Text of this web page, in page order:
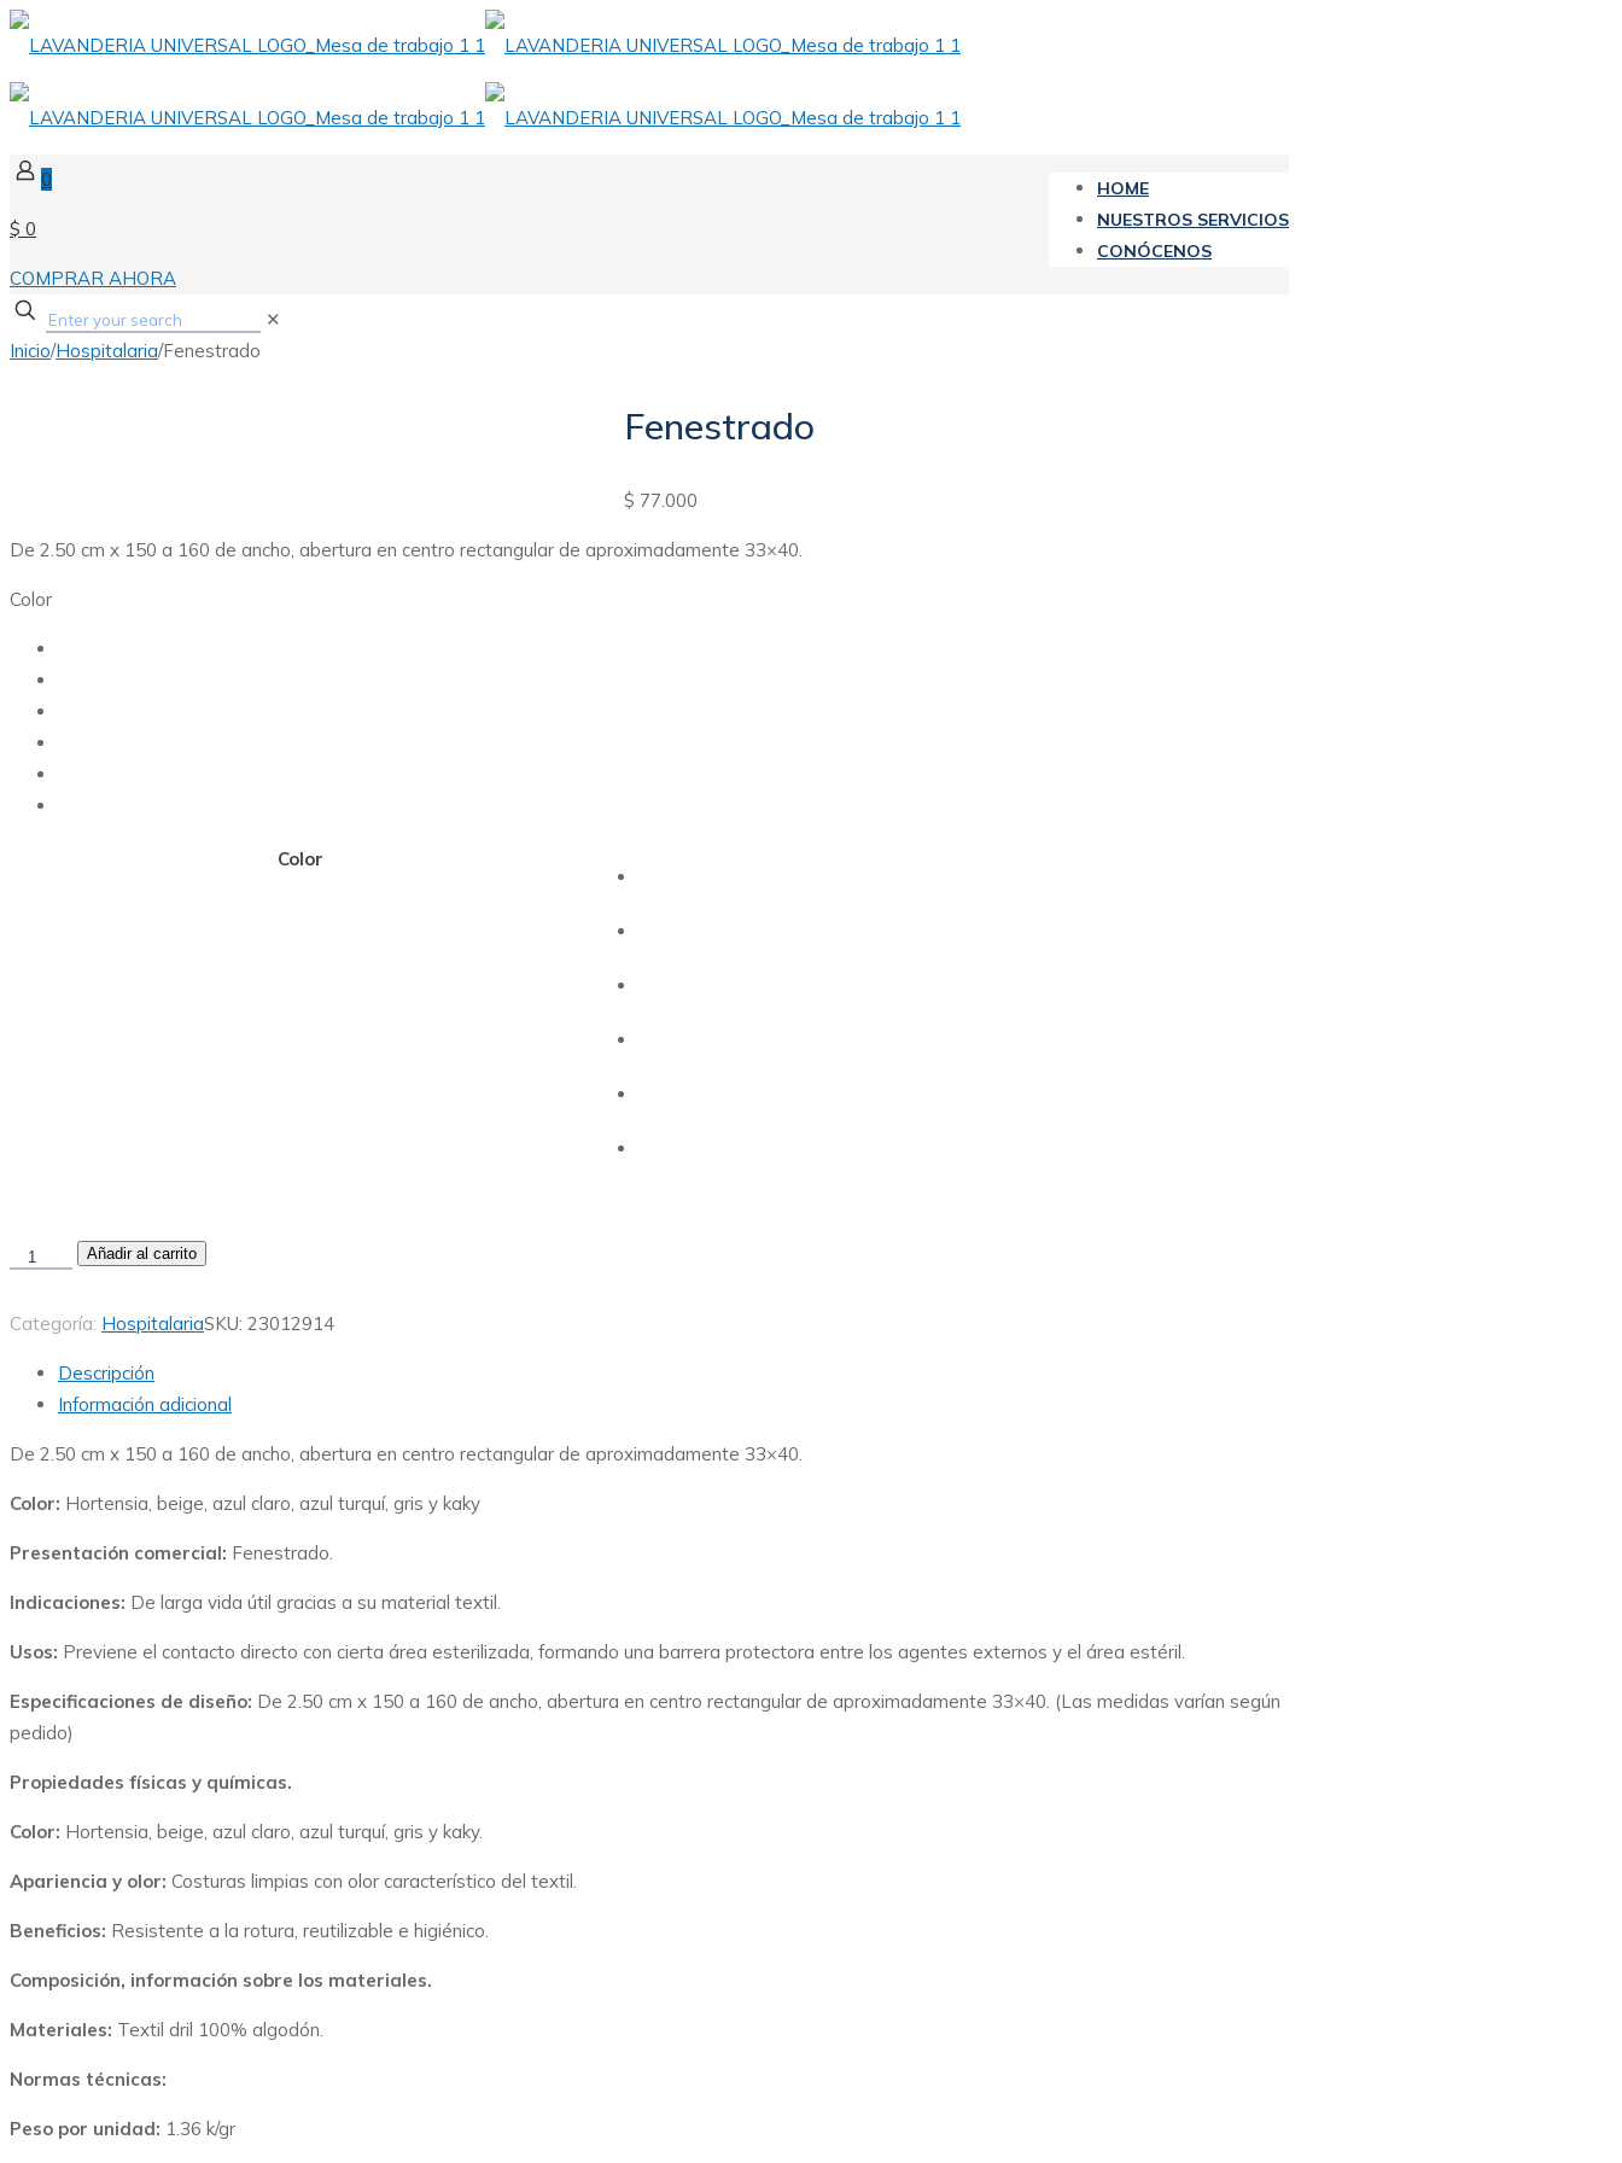
HOME
NUESTROS SERVICIOS
CONÓCENOS
0
$ 0
COMPRAR AHORA
✕
Inicio/Hospitalaria/Fenestrado
Fenestrado
$ 77.000
De 2.50 cm x 150 a 160 de ancho, abertura en centro rectangular de aproximadamente 33×40.
Color
Color
Añadir al carrito
Categoría: HospitalariaSKU: 23012914
Descripción
Información adicional
De 2.50 cm x 150 a 160 de ancho, abertura en centro rectangular de aproximadamente 33×40.
Color: Hortensia, beige, azul claro, azul turquí, gris y kaky
Presentación comercial: Fenestrado.
Indicaciones: De larga vida útil gracias a su material textil.
Usos: Previene el contacto directo con cierta área esterilizada, formando una barrera protectora entre los agentes externos y el área estéril.
Especificaciones de diseño: De 2.50 cm x 150 a 160 de ancho, abertura en centro rectangular de aproximadamente 33×40. (Las medidas varían según
pedido)
Propiedades físicas y químicas.
Color: Hortensia, beige, azul claro, azul turquí, gris y kaky.
Apariencia y olor: Costuras limpias con olor característico del textil.
Beneficios: Resistente a la rotura, reutilizable e higiénico.
Composición, información sobre los materiales.
Materiales: Textil dril 100% algodón.
Normas técnicas:
Peso por unidad: 1.36 k/gr